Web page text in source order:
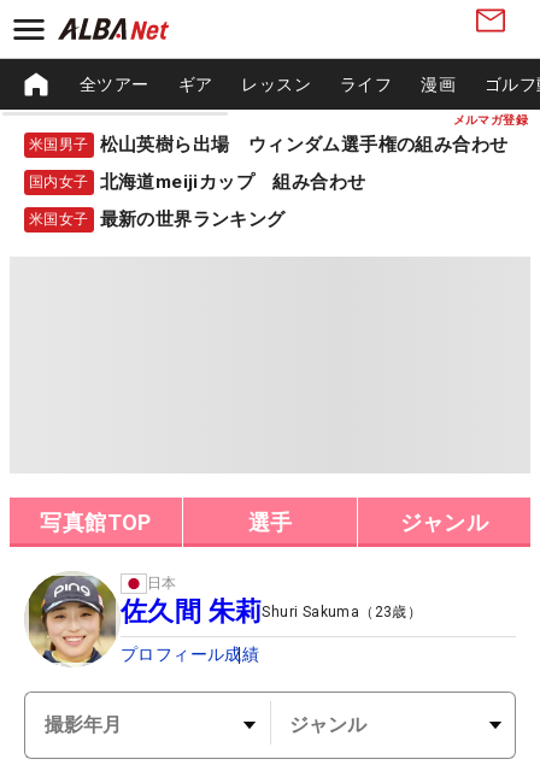
メルマガ登録
全ツアー ギア レッスン ライフ 漫画 ゴル
米国男子 松山英樹ら出場 ウィンダム選手権の組み合わせ
国内女子 北海道meijiカップ 組み合わせ
米国女子 最新の世界ランキング
写真館TOP 選手 ジャンル
日本
佐久間 朱莉Shuri Sakuma （ 23歳）
プロフィール成績